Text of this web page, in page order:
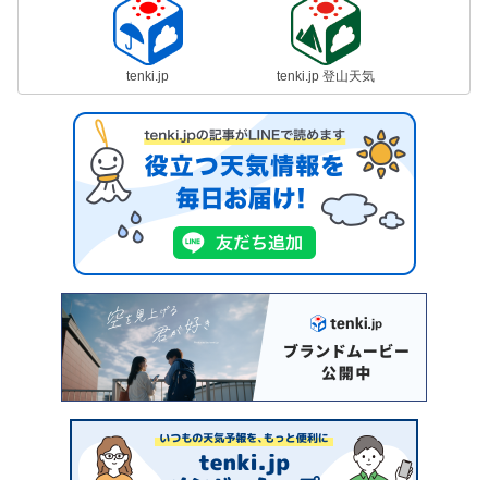
tenki.jp tenki.jp 登山天気